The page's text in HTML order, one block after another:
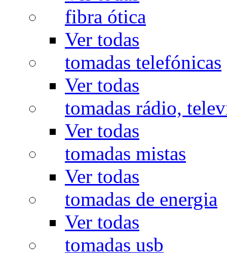
fibra ótica
Ver todas
tomadas telefónicas
Ver todas
tomadas rádio,
Ver todas
tomadas mistas
Ver todas
tomadas de energia
Ver todas
tomadas usb